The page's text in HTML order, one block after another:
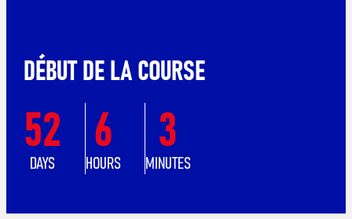
DÉBUT DE LA COURSE
52
DAYS
6
HOURS
3
MINUTES